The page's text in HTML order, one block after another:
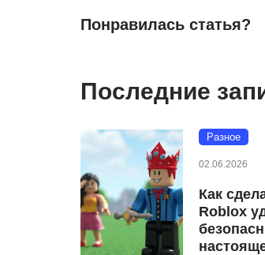
Понравилась статья?
Последние
Разное
02.06.2026
Как
Roblox